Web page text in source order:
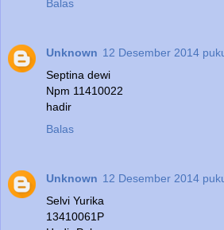
Balas
Unknown 12 Desember 2014
Septina dewi
Npm 11410022
hadir
Balas
Unknown 12 Desember 2014
Selvi Yurika
13410061P